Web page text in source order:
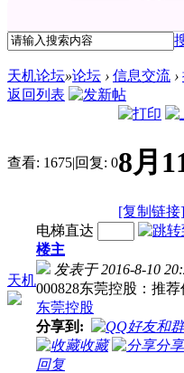
天机论坛»论坛 › 信息交流 ›
返回列表
查看: 1675|回复: 08月
[复制链接]
天机
电梯直达
楼主
发表于 2016-8-10
000828东莞控股：推
东莞控股
分享到:
收藏
分享
回复